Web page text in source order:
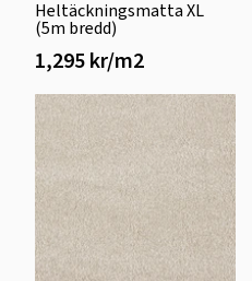
Heltäckningsmatta XL
(5m bredd)
1,295 kr/m2